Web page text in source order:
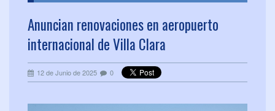
Anuncian renovaciones en aeropuerto
internacional de Villa Clara
12 de Junio de 2025 0